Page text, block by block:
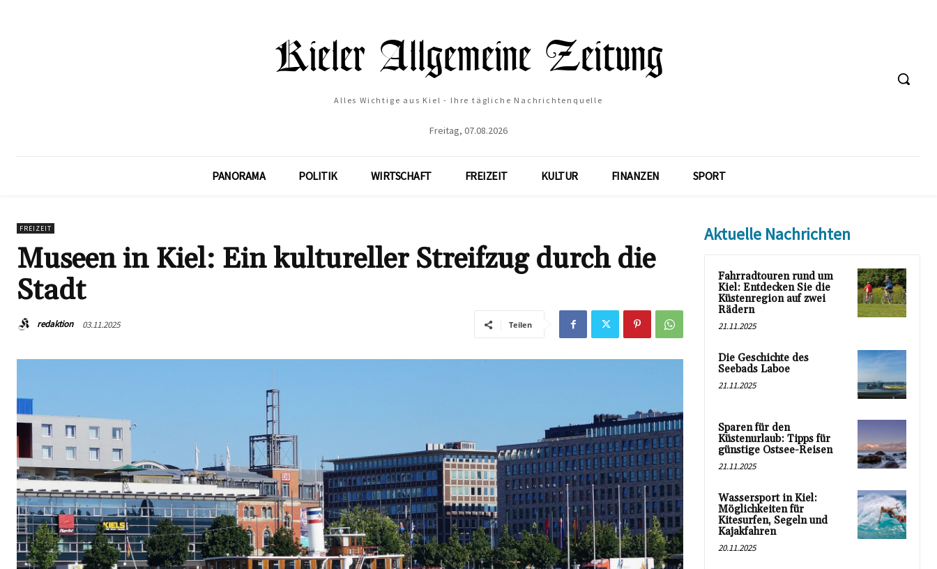
Alles Wichtige aus Kiel - Ihre tägliche Nachrichtenquelle
Freitag, 07.08.2026
PANORAMA POLITIK WIRTSCHAFT FREIZEIT KULTUR FINANZEN SPORT
FREIZEIT
Museen in Kiel: Ein kultureller Streifzug durch die
Stadt
redaktion 03.11.2025 Teilen
Aktuelle Nachrichten
Fahrradtouren rund um
Kiel: Entdecken Sie die
Küstenregion auf zwei
Rädern
21.11.2025
Die Geschichte des
Seebads Laboe
21.11.2025
Sparen für den
Küstenurlaub: Tipps für
günstige Ostsee-Reisen
21.11.2025
Wassersport in Kiel:
Möglichkeiten für
Kitesurfen, Segeln und
Kajakfahren
20.11.2025